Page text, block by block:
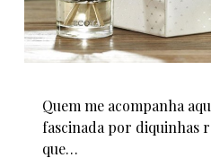
Quem me acompanha
fascinada por diquinhas
que…